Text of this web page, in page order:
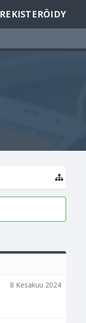
REKISTERÖIDY
8 Kesäkuu 2024